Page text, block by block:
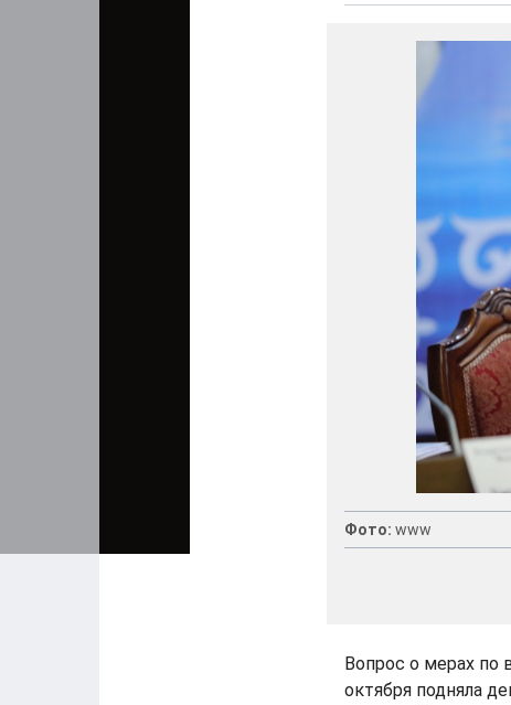
Фото: www
Вопрос о мерах по
октября подняла